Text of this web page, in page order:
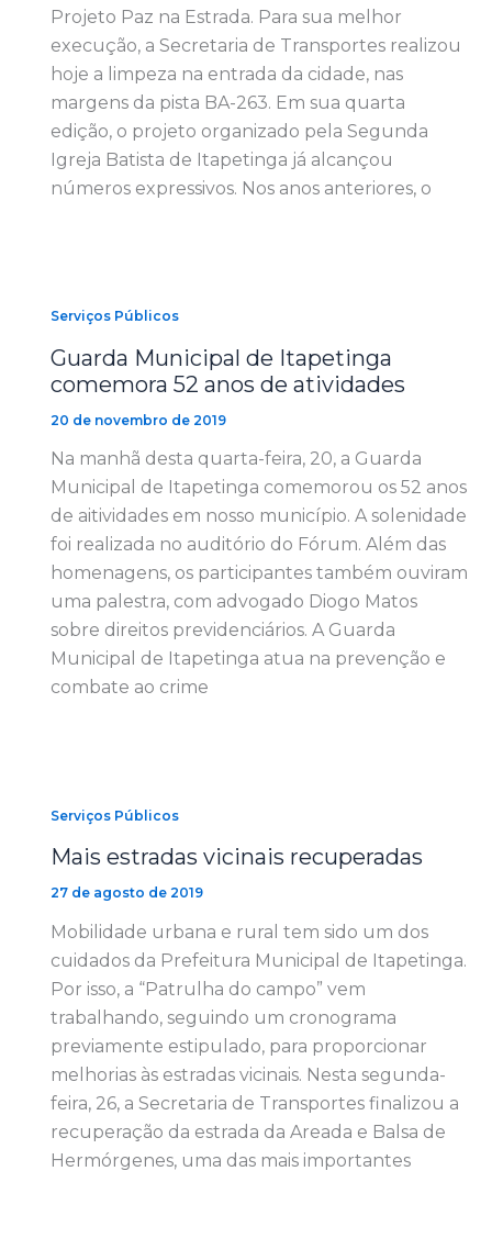
Projeto Paz na Estrada. Para sua melhor
execução, a Secretaria de Transportes realizou
hoje a limpeza na entrada da cidade, nas
margens da pista BA-263. Em sua quarta
edição, o projeto organizado pela Segunda
Igreja Batista de Itapetinga já alcançou
números expressivos. Nos anos anteriores, o
Serviços Públicos
Guarda Municipal de Itapetinga
comemora 52 anos de atividades
20 de novembro de 2019
Na manhã desta quarta-feira, 20, a Guarda
Municipal de Itapetinga comemorou os 52 anos
de aitividades em nosso município. A solenidade
foi realizada no auditório do Fórum. Além das
homenagens, os participantes também ouviram
uma palestra, com advogado Diogo Matos
sobre direitos previdenciários. A Guarda
Municipal de Itapetinga atua na prevenção e
combate ao crime
Serviços Públicos
Mais estradas vicinais recuperadas
27 de agosto de 2019
Mobilidade urbana e rural tem sido um dos
cuidados da Prefeitura Municipal de Itapetinga.
Por isso, a “Patrulha do campo” vem
trabalhando, seguindo um cronograma
previamente estipulado, para proporcionar
melhorias às estradas vicinais. Nesta segunda-
feira, 26, a Secretaria de Transportes finalizou a
recuperação da estrada da Areada e Balsa de
Hermórgenes, uma das mais importantes